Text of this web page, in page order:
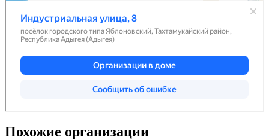
Похожие организации